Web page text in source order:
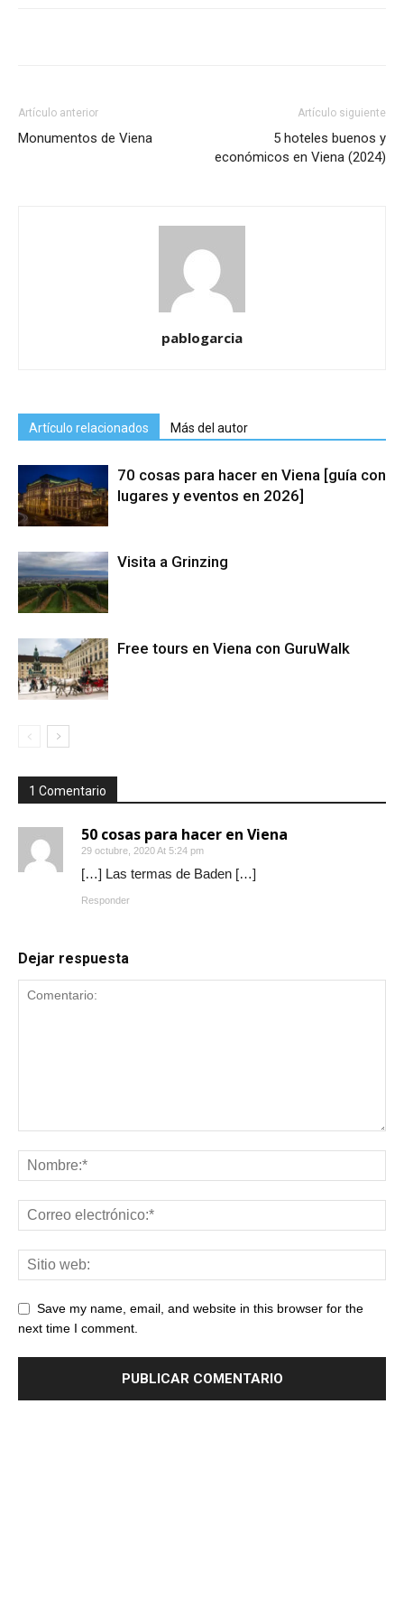
Artículo anterior
Monumentos de Viena
Artículo siguiente
5 hoteles buenos y
económicos en Viena (2024)
pablogarcia
Artículo relacionados Más del autor
70 cosas para hacer en Viena [guía con
lugares y eventos en 2026]
Visita a Grinzing
Free tours en Viena con GuruWalk
1 Comentario
50 cosas para hacer en Viena
29 octubre, 2020 At 5:24 pm
[…] Las termas de Baden […]
Responder
Dejar respuesta
Save my name, email, and website in this browser for the
next time I comment.